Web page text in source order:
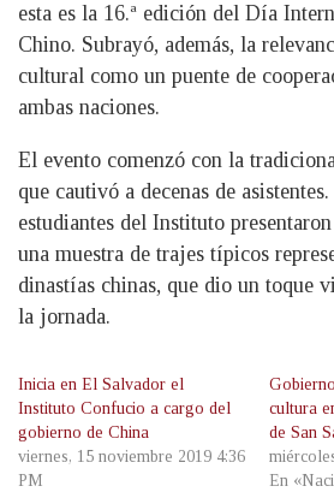
esta es la 16.ª edición del Día
Chino. Subrayó, además, la
cultural como un puente de
ambas naciones.
El evento comenzó con la
que cautivó a decenas de
estudiantes del Instituto
una muestra de trajes típicos
dinastías chinas, que dio un toque
la jornada.
Inicia en El Salvador el
Instituto Confucio a cargo del
gobierno de China
viernes, 15 noviembre 2019 4:36
PM
cultura
de San
En